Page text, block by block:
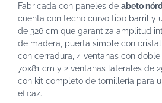
Fabricada con paneles de abeto
cuenta con techo curvo tipo barril y
de 326 cm que garantiza amplitud
de madera, puerta simple con cristal
con cerradura, 4 ventanas con
70x81 cm y 2 ventanas laterales de
con kit completo de tornillería para
eficaz.